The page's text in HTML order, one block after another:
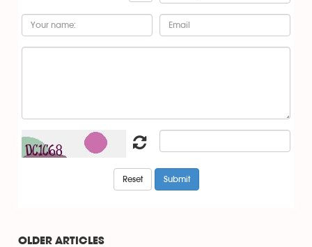
OLDER ARTICLES